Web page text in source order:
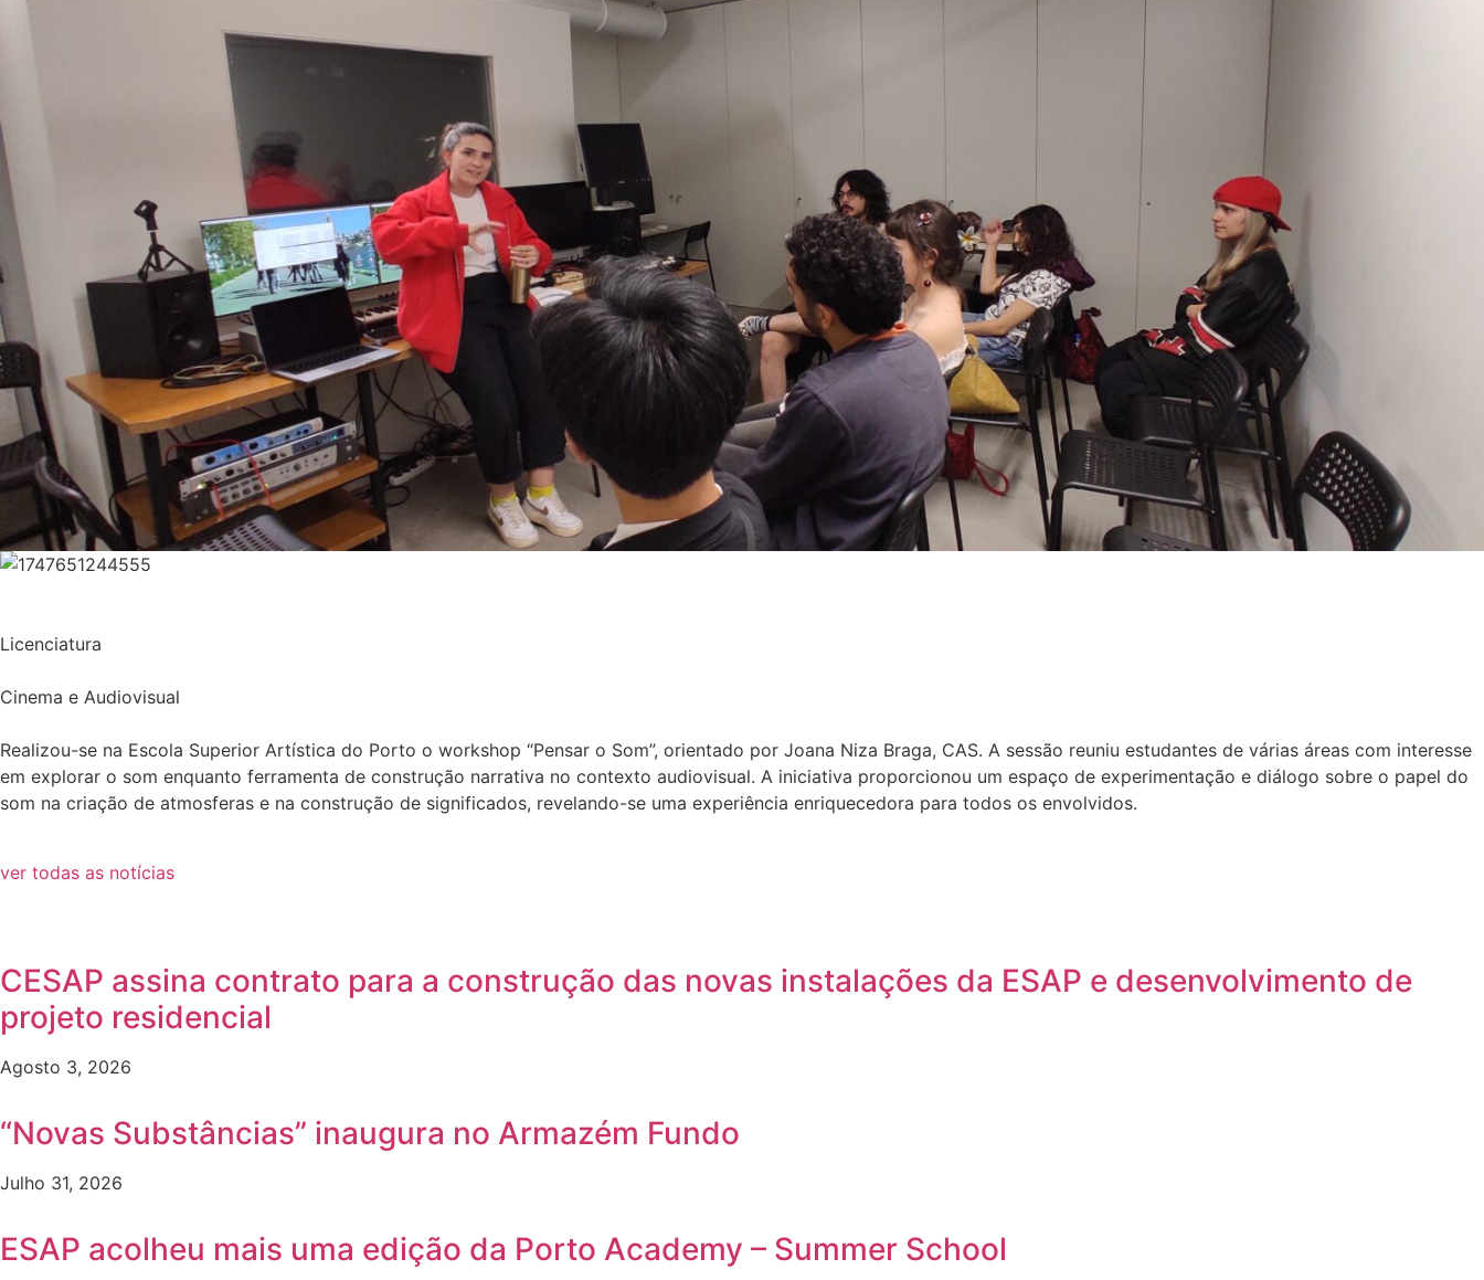
Licenciatura
Cinema e Audiovisual
Realizou-se na Escola Superior Artística do Porto o workshop “Pensar o Som”, orientado por Joana Niza Braga, CAS. A sessão reuniu estudantes de várias áreas com interesse
em explorar o som enquanto ferramenta de construção narrativa no contexto audiovisual. A iniciativa proporcionou um espaço de experimentação e diálogo sobre o papel do
som na criação de atmosferas e na construção de significados, revelando-se uma experiência enriquecedora para todos os envolvidos.
ver todas as notícias
CESAP assina contrato para a construção das novas instalações da ESAP e desenvolvimento de
projeto residencial
Agosto 3, 2026
“Novas Substâncias” inaugura no Armazém Fundo
Julho 31, 2026
ESAP acolheu mais uma edição da Porto Academy – Summer School